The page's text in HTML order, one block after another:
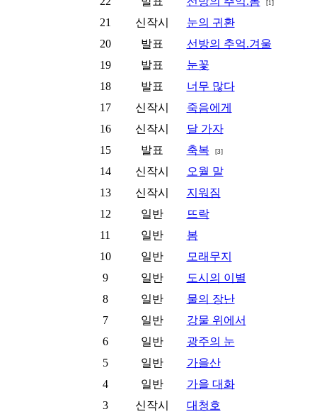
[1]
21 신작시
눈의 귀환
20
발표
선방의 추억.겨울
19
발표
눈꽃
18
발표
너무 많다
17
신작시
죽음에게
16
신작시
달 가자
15
발표 축복 [3]
14 신작시
오월 말
13
신작시
지워짐
12
일반
뜨락
11
일반
봄
10
일반
모래무지
9
일반
도시의 이별
8
일반
물의 장난
7
일반
강물 위에서
6
일반
광주의 눈
5
일반
가을산
4
일반
가을 대화
3
신작시
대청호